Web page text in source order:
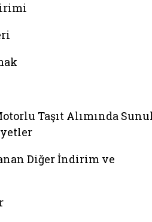
Taşıt Alımında
Diğer İndirim ve